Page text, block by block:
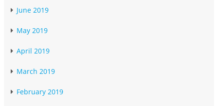
June 2019
May 2019
April 2019
March 2019
February 2019